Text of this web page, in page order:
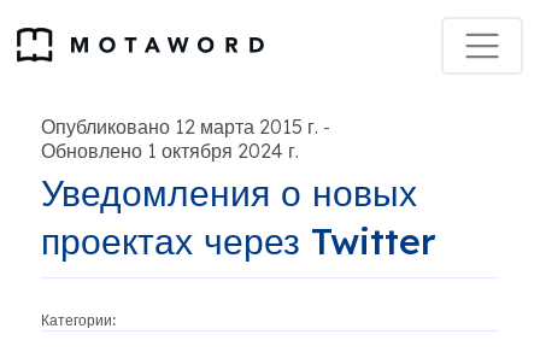
Опубликовано 12 марта 2015 г. -
Обновлено 1 октября 2024 г.
Уведомления о новых
проектах через Twitter
Категории: